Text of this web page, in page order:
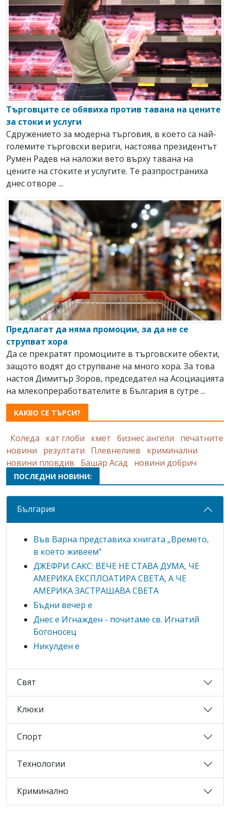
Търговците се обявиха против тавана на цените
за стоки и услуги
Сдружението за модерна търговия, в което са най-
големите търговски вериги, настоява президентът
Румен Радев на наложи вето върху тавана на
цените на стоките и услугите. Те разпространиха
днес отворе ...
Предлагат да няма промоции, за да не се
струпват хора
Да се прекратят промоциите в търговските обекти,
защото водят до струпване на много хора. За това
настоя Димитър Зоров, председател на Асоциацията
на млекопреработвателите в България в сутре ...
КАКВО СЕ ТЪРСИ?
Коледа кат глоби кмет бизнес ангели
печатните
новини
резултати Плевнелиев
криминални
новини пловдив
Башар Асад новини добрич
ПОСЛЕДНИ НОВИНИ:
България
Във Варна представиха книгата „Времето,
в което живеем“
ДЖЕФРИ САКС: ВЕЧЕ НЕ СТАВА ДУМА, ЧЕ
АМЕРИКА ЕКСПЛОАТИРА СВЕТА, А ЧЕ
АМЕРИКА ЗАСТРАШАВА СВЕТА
Бъдни вечер е
Днес е Игнажден - почитаме св. Игнатий
Богоносец
Никулден е
Свят
Клюки
Спорт
Технологии
Криминално